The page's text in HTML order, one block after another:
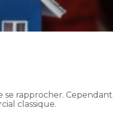
rapprocher. Cependant,
classique.